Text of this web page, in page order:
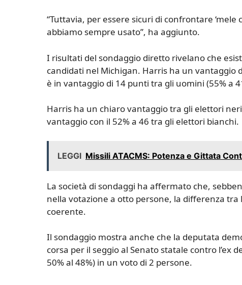
“Tuttavia, per essere sicuri di confrontare
abbiamo sempre usato”, ha aggiunto.
I risultati del sondaggio diretto rivelano che
candidati nel Michigan. Harris ha un vantaggio
è in vantaggio di 14 punti tra gli uomini (55% a
Harris ha un chiaro vantaggio tra gli elettori
vantaggio con il 52% a 46 tra gli elettori bianchi.
LEGGI Missili ATACMS: Potenza e Gittata
La società di sondaggi ha affermato che,
nella votazione a otto persone, la differenza
coerente.
Il sondaggio mostra anche che la deputata
corsa per il seggio al Senato statale contro l’ex
50% al 48%) in un voto di 2 persone.